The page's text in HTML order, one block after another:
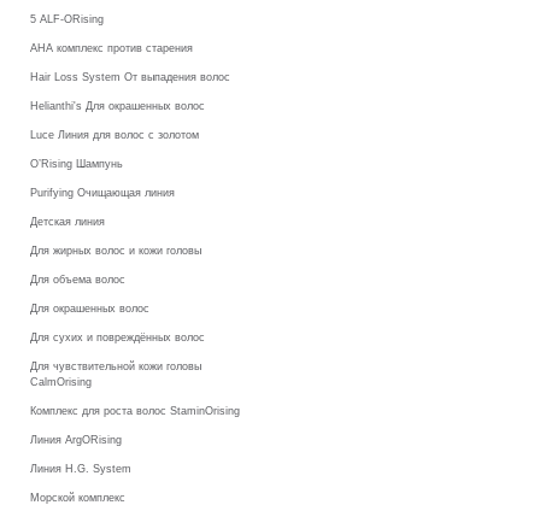
5 ALF-ORising
AHA комплекс против старения
Hair Loss System От выпадения волос
Helianthi's Для окрашенных волос
Luce Линия для волос с золотом
O’Rising Шампунь
Purifying Очищающая линия
Детская линия
Для жирных волос и кожи головы
Для объема волос
Для окрашенных волос
Для сухих и повреждённых волос
Для чувствительной кожи головы
CalmOrising
Комплекс для роста волос StaminOrising
Линия ArgORising
Линия H.G. System
Морской комплекс